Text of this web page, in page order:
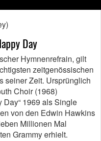
Day
Hymnenrefrain, gilt
zeitgenössischen
seiner Zeit. Ursprünglich
Choir (1968)
Day“ 1969 als Single
von den Edwin Hawkins
Millionen Mal
Grammy erhielt.